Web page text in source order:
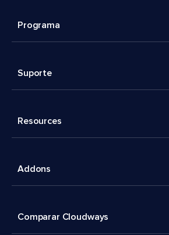
Programa
Suporte
Resources
Addons
Comparar Cloudways